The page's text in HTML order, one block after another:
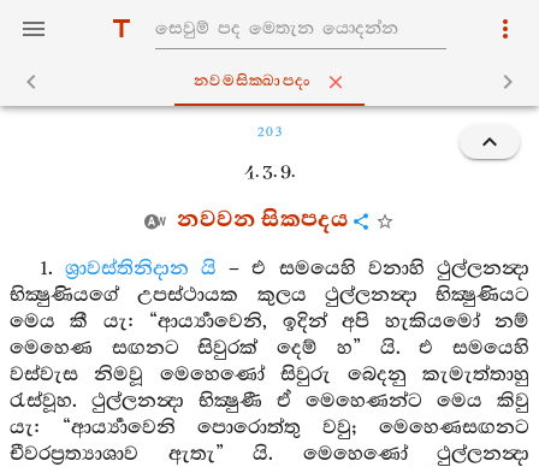
නවමසික‍්ඛාපදං
203
4. 3. 9.
නවවන සිකපදය
1. ශ්‍රාවස්තිනිදාන යි – එ සමයෙහි වනාහි ථුල්ලනන්‍දා
භික්‍ෂුණියගේ උපස්ථායක කුලය ථුල්ලනන්‍දා භික්‍ෂුණියට
මෙය කී යැ: “ආර්‍ය්‍යාවෙනි, ඉදින් අපි හැකියමෝ නම්
මෙහෙණ සඟනට සිවුරක් දෙම් හ” යි. එ සමයෙහි
වස්වැස නිමවූ මෙහෙණෝ සිවුරු බෙදනු කැමැත්තාහු
රැස්වූහ. ථුල්ලනන්‍දා භික්‍ෂුණී ඒ මෙහෙණන්ට මෙය කිවු
යැ: “ආර්‍ය්‍යාවෙනි පොරොත්තු වවු; මෙහෙණසඟනට
චීවරප්‍රත්‍යාශාව ඇතැ” යි. මෙහෙණෝ ථුල්ලනන්‍දා